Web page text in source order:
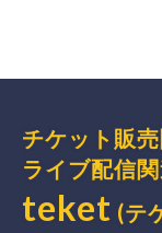
チケット販売
ライブ配信関
teket (テ